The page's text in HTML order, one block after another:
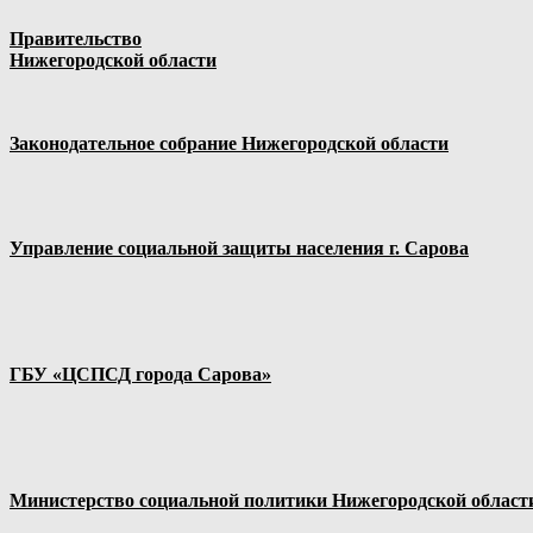
Правительство
Нижегородской области
Законодательное собрание Нижегородской области
Управление социальной защиты населения г. Сарова
ГБУ «ЦСПСД города Сарова»
Министерство социальной политики Нижегородской